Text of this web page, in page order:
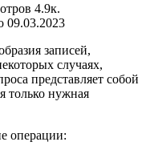
4.9к.
09.03.2023
записей,
случаях,
представляет собой
только нужная
операции: